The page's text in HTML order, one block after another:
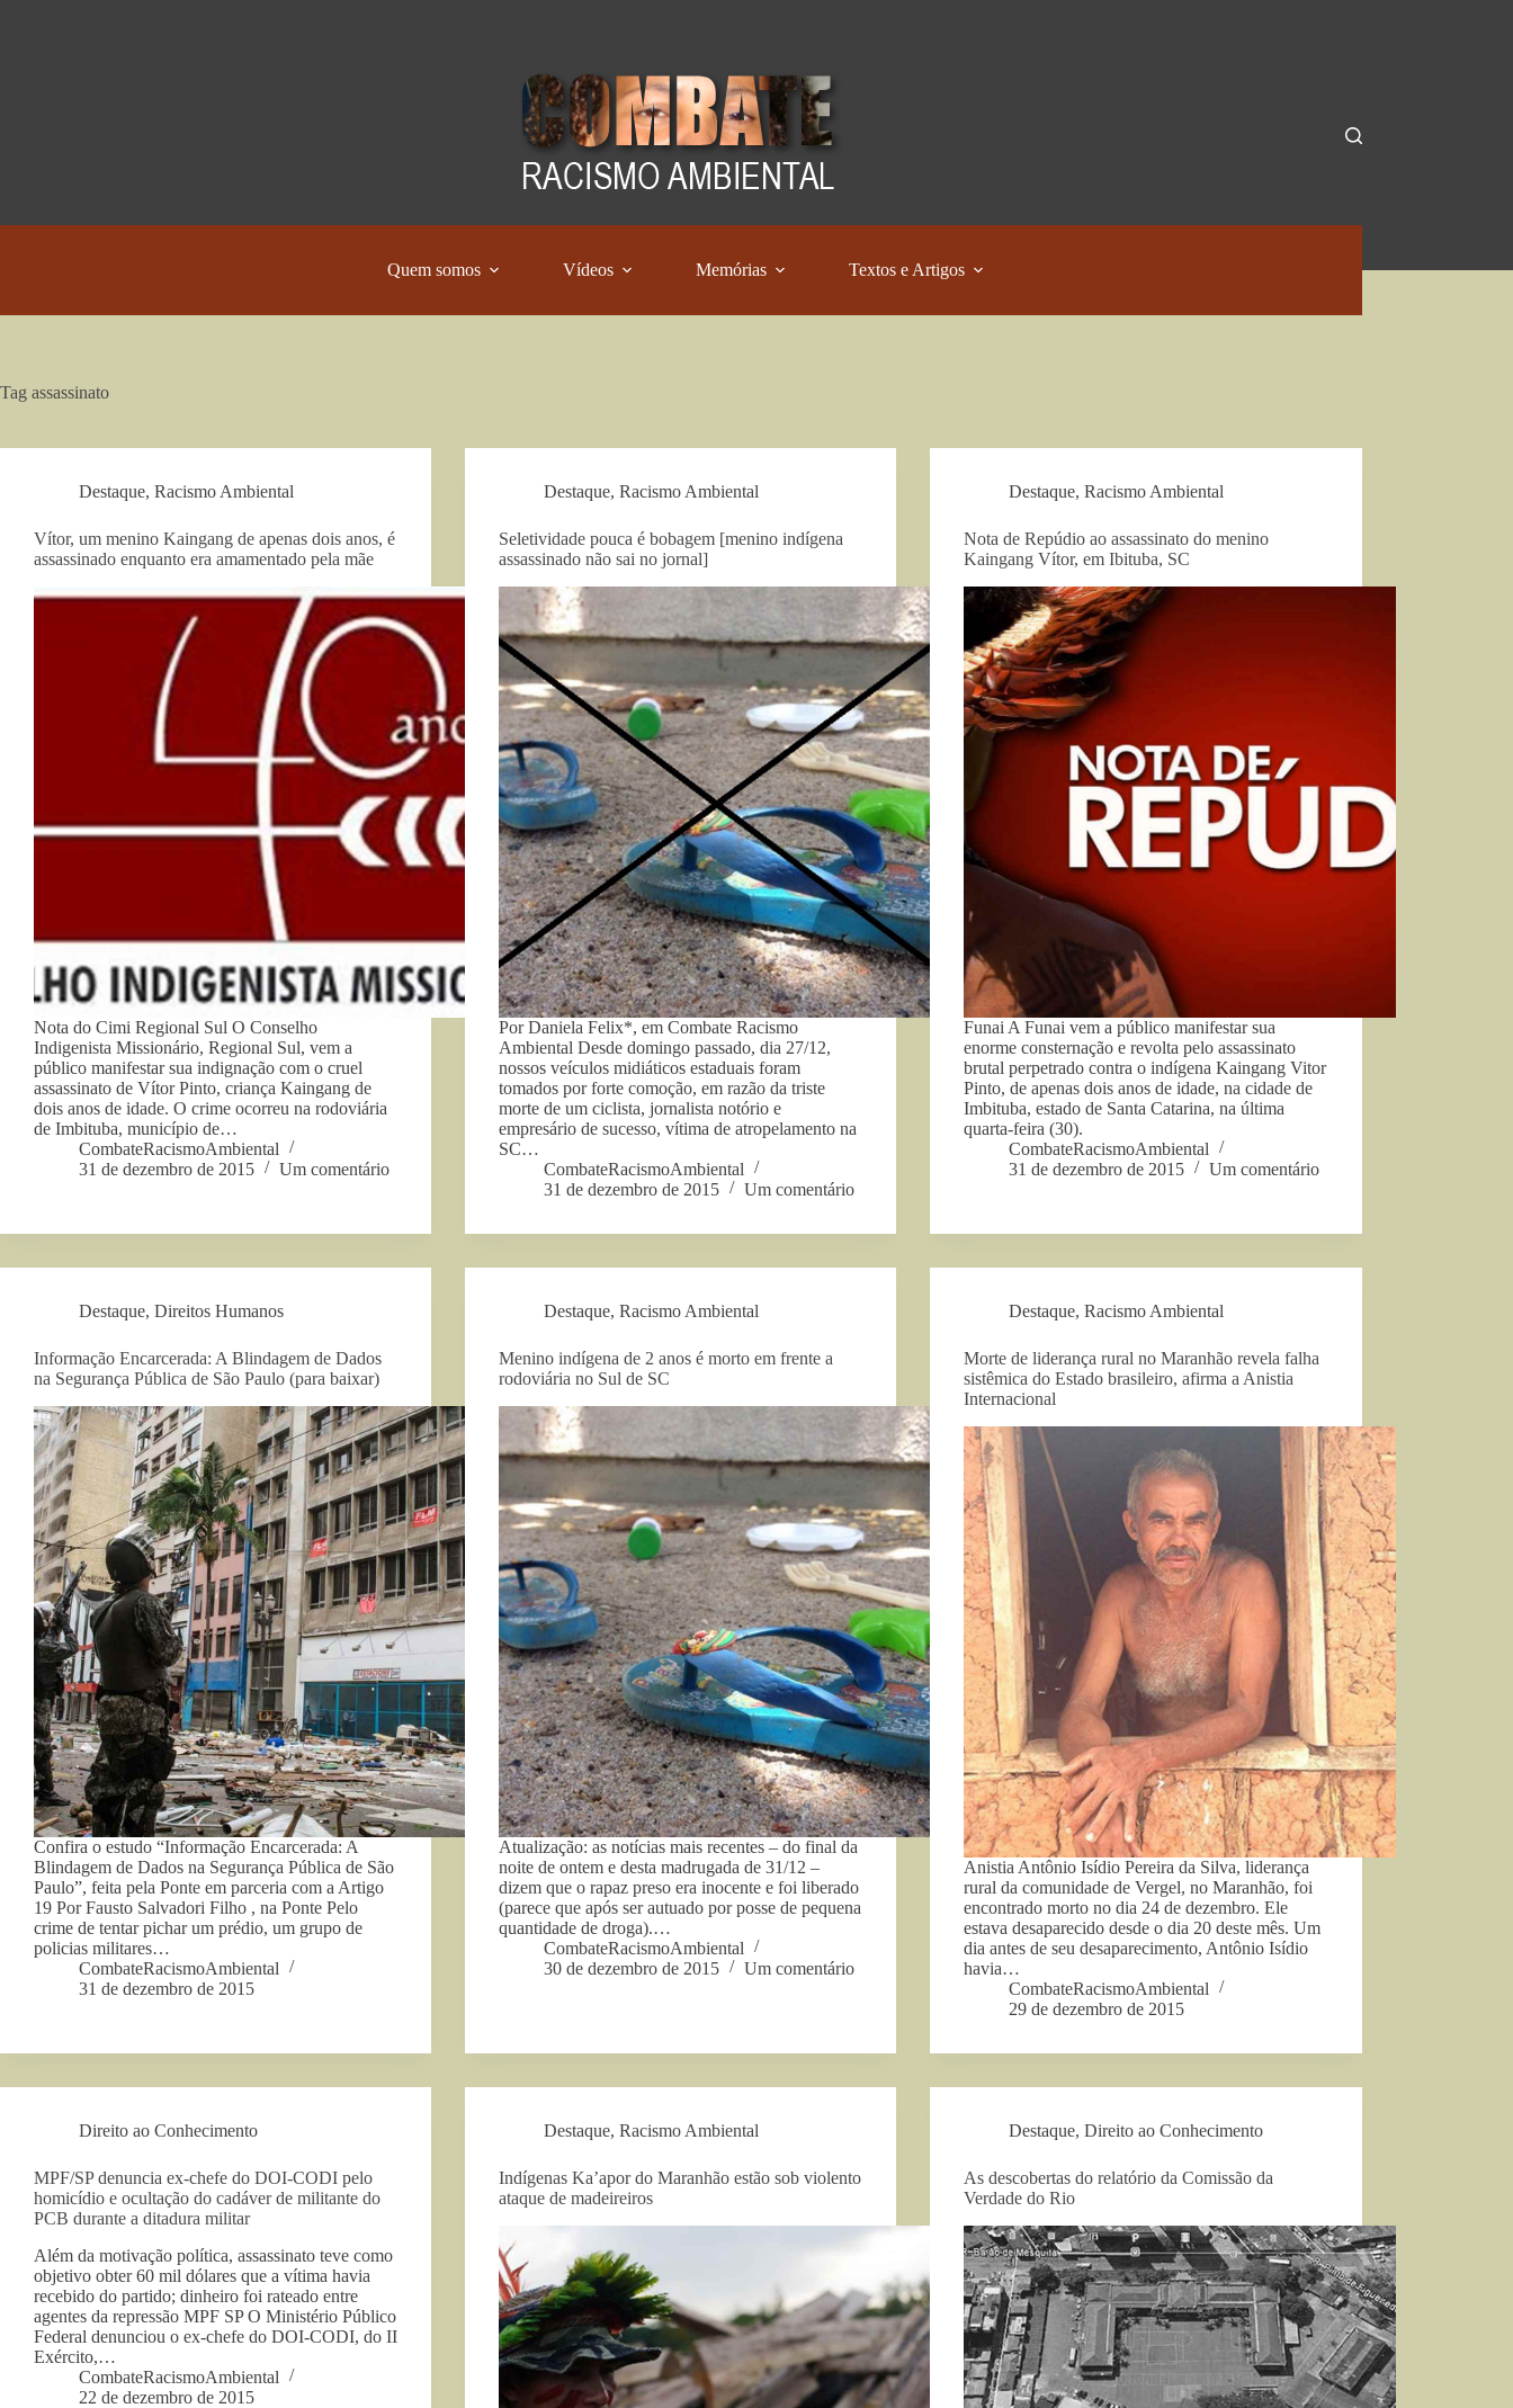
Quem somos Vídeos Memórias Textos e Artigos
Tag assassinato
Destaque, Racismo Ambiental
Vítor, um menino Kaingang de apenas dois anos, é
assassinado enquanto era amamentado pela mãe
Nota do Cimi Regional Sul O Conselho
Indigenista Missionário, Regional Sul, vem a
público manifestar sua indignação com o cruel
assassinato de Vítor Pinto, criança Kaingang de
dois anos de idade. O crime ocorreu na rodoviária
de Imbituba, município de…
CombateRacismoAmbiental
31 de dezembro de 2015
Um comentário
Destaque,Racismo Ambiental
Seletividade pouca é bobagem [menino indígena
assassinado não sai no jornal]
Por Daniela Felix*, em Combate Racismo
Ambiental Desde domingo passado, dia 27/12,
nossos veículos midiáticos estaduais foram
tomados por forte comoção, em razão da triste
morte de um ciclista, jornalista notório e
empresário de sucesso, vítima de atropelamento na
SC…
CombateRacismoAmbiental
31 de dezembro de 2015
Um comentário
Destaque,Racismo Ambiental
Nota de Repúdio ao assassinato do menino
Kaingang Vítor, em Ibituba, SC
Funai A Funai vem a público manifestar sua
enorme consternação e revolta pelo assassinato
brutal perpetrado contra o indígena Kaingang Vitor
Pinto, de apenas dois anos de idade, na cidade de
Imbituba, estado de Santa Catarina, na última
quarta-feira (30).
CombateRacismoAmbiental
31 de dezembro de 2015
Um comentário
Destaque, Direitos Humanos
Informação Encarcerada: A Blindagem de Dados
na Segurança Pública de São Paulo (para baixar)
Confira o estudo “Informação Encarcerada: A
Blindagem de Dados na Segurança Pública de São
Paulo”, feita pela Ponte em parceria com a Artigo
19 Por Fausto Salvadori Filho , na Ponte Pelo
crime de tentar pichar um prédio, um grupo de
policias militares…
CombateRacismoAmbiental
31 de dezembro de 2015
Destaque,Racismo Ambiental
Menino indígena de 2 anos é morto em frente a
rodoviária no Sul de SC
Atualização: as notícias mais recentes – do final da
noite de ontem e desta madrugada de 31/12 –
dizem que o rapaz preso era inocente e foi liberado
(parece que após ser autuado por posse de pequena
quantidade de droga).…
CombateRacismoAmbiental
30 de dezembro de 2015
Um comentário
Destaque,Racismo Ambiental
Morte de liderança rural no Maranhão revela falha
sistêmica do Estado brasileiro, afirma a Anistia
Internacional
Anistia Antônio Isídio Pereira da Silva, liderança
rural da comunidade de Vergel, no Maranhão, foi
encontrado morto no dia 24 de dezembro. Ele
estava desaparecido desde o dia 20 deste mês. Um
dia antes de seu desaparecimento, Antônio Isídio
havia…
CombateRacismoAmbiental
29 de dezembro de 2015
Direito ao Conhecimento
MPF/SP denuncia ex-chefe do DOI-CODI pelo
homicídio e ocultação do cadáver de militante do
PCB durante a ditadura militar
Além da motivação política, assassinato teve como
objetivo obter 60 mil dólares que a vítima havia
recebido do partido; dinheiro foi rateado entre
agentes da repressão MPF SP O Ministério Público
Federal denunciou o ex-chefe do DOI-CODI, do II
Exército,…
CombateRacismoAmbiental
22 de dezembro de 2015
Destaque,Racismo Ambiental
Indígenas Ka’apor do Maranhão estão sob violento
ataque de madeireiros
Destaque,Direito ao Conhecimento
As descobertas do relatório da Comissão da
Verdade do Rio